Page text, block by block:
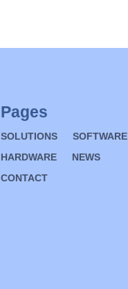
Pages
SOLUTIONS
SOFTWARE
HARDWARE
NEWS
CONTACT